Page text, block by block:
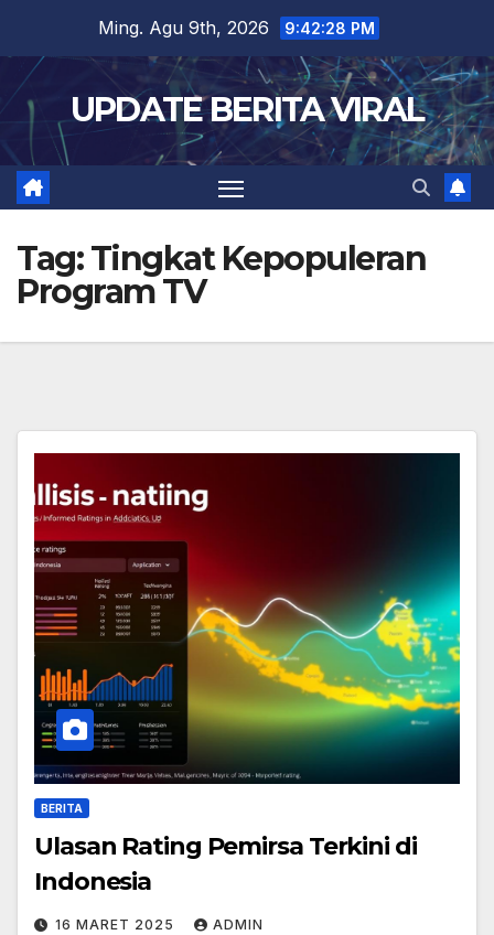
content
Ming. Agu 9th, 2026 9:42:28 PM
UPDATE BERITA VIRAL
Tag:Tingkat Kepopuleran
Program TV
BERITA
Ulasan Rating Pemirsa Terkini di
Indonesia
16 MARET 2025 ADMIN